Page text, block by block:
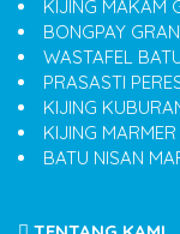
KIJING MAKAM
BONGPAY
WASTAFEL
PRASASTI
KIJING
KIJING
BATU NISAN